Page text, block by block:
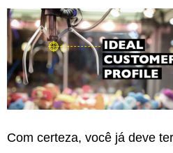
Com certeza, você já deve